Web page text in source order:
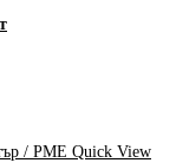
Quick View